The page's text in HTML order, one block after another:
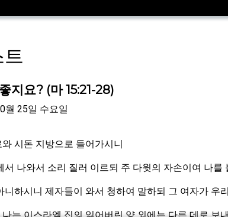
지요? (마 15:21-28)
월 25일 수요일
시돈 지방으로 들어가시니
서 나와서 소리 질러 이르되 주 다윗의 자손이여 나
니하시니 제자들이 와서 청하여 말하되 그 여자가 우
는 이스라엘 집의 잃어버린 양 외에는 다른 데로 보